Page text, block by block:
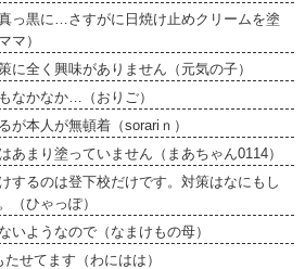
っ黒に…さすがに日焼け止めクリームを塗
マ）
に全く興味がありません（元気の子）
なかなか…（おりご）
が本人が無頓着（sorariｎ）
あまり塗っていません（まあちゃん0114）
するのは登下校だけです。対策はなにもし
（ひゃっぽ）
いようなので（なまけもの母）
せてます（わにはは）